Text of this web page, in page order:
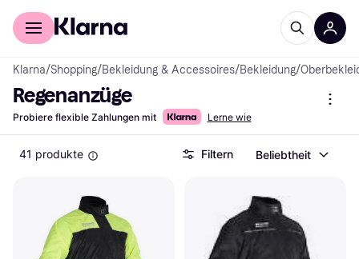
Für Shopper
Klarna/Shopping/Bekleidung & Accessoires/Bekleidung/
Regenanzüge
Probiere flexible Zahlungen mit Lerne wie
41 produkte Filtern Beliebtheit